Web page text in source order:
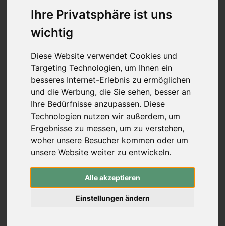
Ihre Privatsphäre ist uns
wichtig
Diese Website verwendet Cookies und
Targeting Technologien, um Ihnen ein
besseres Internet-Erlebnis zu ermöglichen
und die Werbung, die Sie sehen, besser an
Ihre Bedürfnisse anzupassen. Diese
Technologien nutzen wir außerdem, um
Ergebnisse zu messen, um zu verstehen,
woher unsere Besucher kommen oder um
unsere Website weiter zu entwickeln.
Alle akzeptieren
Einstellungen ändern
Wurfarme (Schraubverschluss)
Recurve Mittelstücke (ILF)
Wurfarme (ILF, Formula)
Koreanische Bögen & Reiterbögen
Freizeitbögen & Sets
Bogenbau
rund um den Bogen-rund um den Bogen
Pfeilauflagen (zum Schrauben)
Pfeilauflagen (zum Kleben)
traditionelle Pfeilauflagen
Compound Blade Auflagen
Compound Prong Auflagen
Compound Drop-Away Pfeilauflagen
Compound Full Capture Auflagen
Stabilisation-Stabilisation
Mono- & Seitenstabis
Extender (Vorbauten)